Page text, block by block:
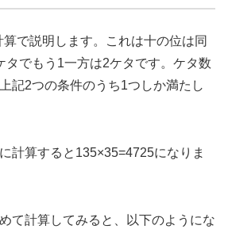
で説明します。これは十の位は同
タでもう1一方は2ケタです。ケタ数
記2つの条件のうち1つしか満たし
計算すると135×35=4725になりま
て計算してみると、以下のようにな